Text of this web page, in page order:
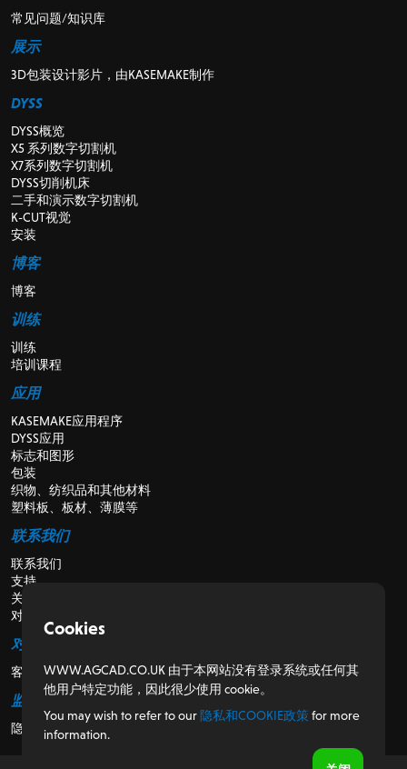
常见问题/知识库
展示
3D包装设计影片，由KASEMAKE制作
DYSS
DYSS概览
X5 系列数字切割机
X7系列数字切割机
DYSS切削机床
二手和演示数字切割机
K-CUT视觉
安装
博客
博客
训练
训练
培训课程
应用
KASEMAKE应用程序
DYSS应用
标志和图形
包装
织物、纺织品和其他材料
塑料板、板材、薄膜等
联系我们
联系我们
支持
关于我们
对于经销商
对于客户
客户门户
监管
隐私和Cookie政策
Cookies
WWW.AGCAD.CO.UK 由于本网站没有登录系统或任何其
他用户特定功能，因此很少使用 cookie。
You may wish to refer to our 隐私和COOKIE政策for more
information.